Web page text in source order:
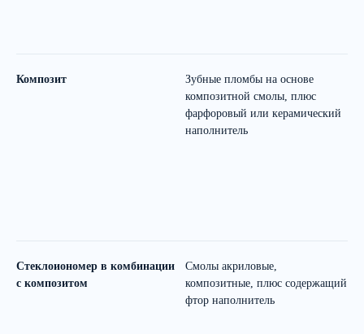
Композит
Зубные пломбы на основе
композитной смолы, плюс
фарфоровый или керамический
наполнитель
Стеклоиономер в комбинации
с композитом
Смолы акриловые,
композитные, плюс содержащий
фтор наполнитель